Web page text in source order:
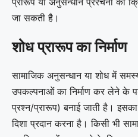
जा सकती है।
शोध प्रारूप का निर्माण
सामाजिक अनुसन्धान या शोध में
उपकल्पनाओं का निर्माण कर लेने के
प्रश्न/प्रारूप) बनाई जाती है।
दिशा प्रदान करना है। किसी भी